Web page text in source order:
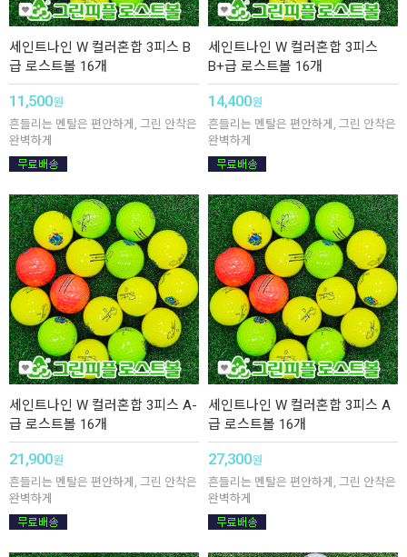
세인트나인 W 컬러혼합 3피스 B
급 로스트볼 16개
11,500원
흔들리는 멘탈은 편안하게, 그린 안착은
완벽하게
세인트나인 W 컬러혼합 3피스
B+급 로스트볼 16개
14,400원
흔들리는 멘탈은 편안하게, 그린 안착은
완벽하게
세인트나인 W 컬러혼합 3피스 A-
급 로스트볼 16개
21,900원
흔들리는 멘탈은 편안하게, 그린 안착은
완벽하게
세인트나인 W 컬러혼합 3피스 A
급 로스트볼 16개
27,300원
흔들리는 멘탈은 편안하게, 그린 안착은
완벽하게